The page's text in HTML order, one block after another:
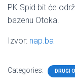
PK Spid bit će
bazenu Otoka.
Izvor: nap.ba
Categories: DRUGI